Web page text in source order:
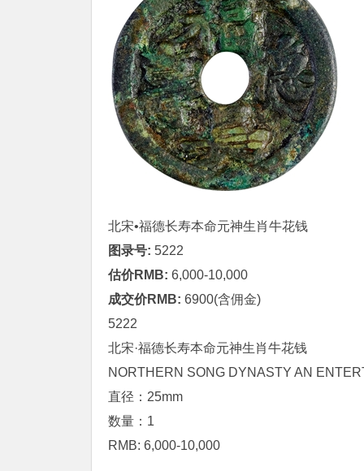
北宋•福德长寿本命元神生肖牛花钱
图录号: 5222
估价RMB: 6,000-10,000
成交价RMB: 6900(含佣金)
5222
北宋·福德长寿本命元神生肖牛花钱
NORTHERN SONG DYNASTY AN
直径：25mm
数量：1
RMB: 6,000-10,000